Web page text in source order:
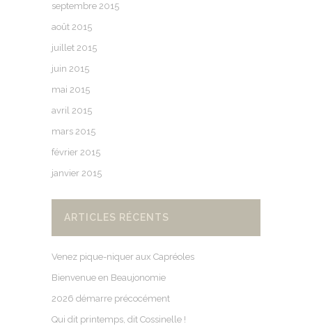
septembre 2015
août 2015
juillet 2015
juin 2015
mai 2015
avril 2015
mars 2015
février 2015
janvier 2015
ARTICLES RÉCENTS
Venez pique-niquer aux Capréoles
Bienvenue en Beaujonomie
2026 démarre précocément
Qui dit printemps, dit Cossinelle !